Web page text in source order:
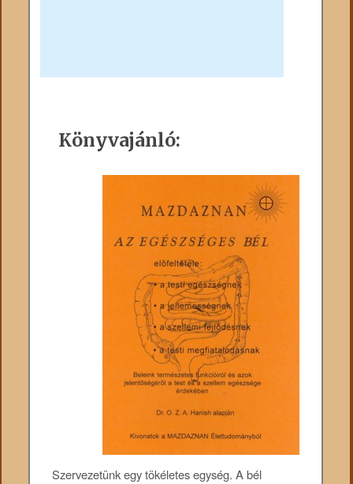
Könyvajánló:
Szervezetünk egy tökéletes egység. A bél